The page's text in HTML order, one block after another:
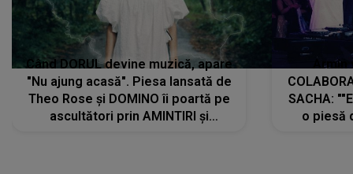
Când DORUL devine muzică, apare
"Nu ajung acasă". Piesa lansată de
Theo Rose și DOMINO îi poartă pe
ascultători prin AMINTIRI și
SACHA:
o piesă